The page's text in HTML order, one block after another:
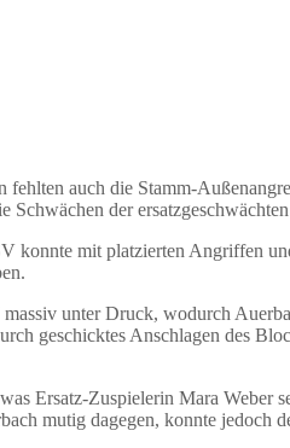
auch die Stamm-
der
konnte mit platzierten Angriffen
unter Druck, wodurch
geschicktes Anschlagen des
Ersatz-Zuspielerin Mara Weber
mutig dagegen, konnte jedoch